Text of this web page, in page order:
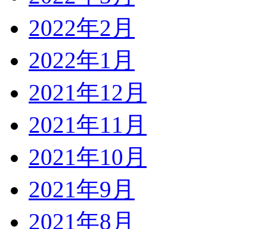
2022年2月
2022年1月
2021年12月
2021年11月
2021年10月
2021年9月
2021年8月